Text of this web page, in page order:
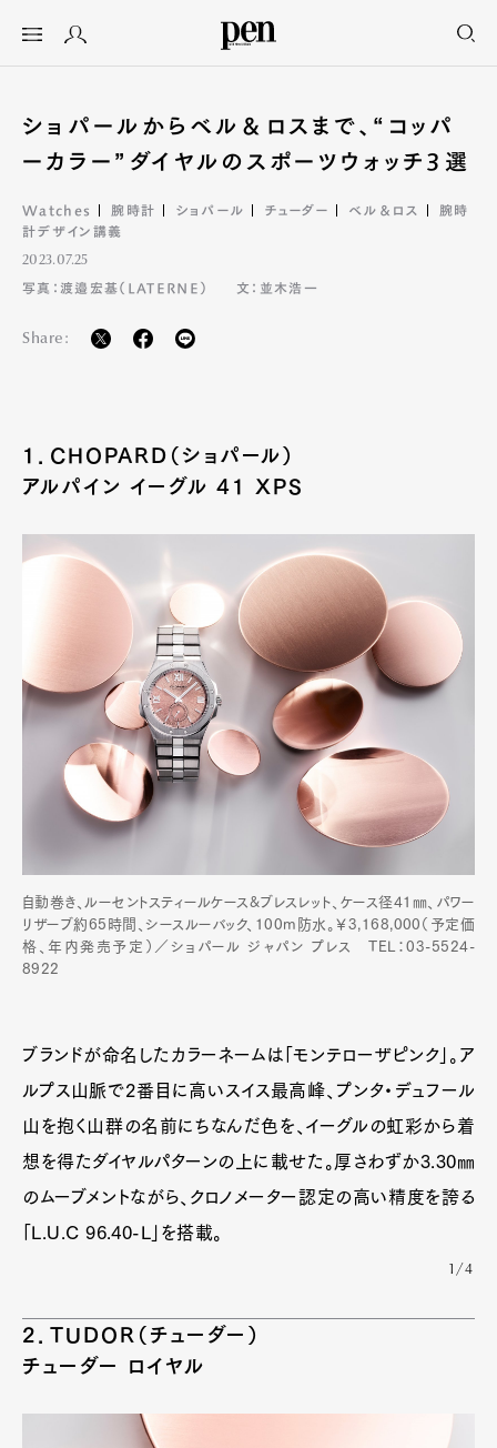
ショパールからベル＆ロスまで、“コッパ
ーカラー”ダイヤルのスポーツウォッチ3選
Watches 腕時計 ショパール チューダー ベル＆ロス
腕時
計デザイン講義
2023.07.25
写真：渡邉宏基（LATERNE）
文：並木浩一
Share:
1．CHOPARD（ショパール）
アルパイン イーグル 41 XPS
自動巻き、ルーセントスティールケース&ブレスレット、ケース径41㎜、パワー
リザーブ約65時間、シースルーバック、100m防水。￥3,168,000（予定価
格、年内発売予定）／ショパール ジャパン プレス TEL：03-5524-
8922
ブランドが命名したカラーネームは「モンテローザピンク」。ア
ルプス山脈で2番目に高いスイス最高峰、プンタ・デュフール
山を抱く山群の名前にちなんだ色を、イーグルの虹彩から着
想を得たダイヤルパターンの上に載せた。厚さわずか3.30㎜
のムーブメントながら、クロノメーター認定の高い精度を誇る
「L.U.C 96.40-L」を搭載。
1/4
2．TUDOR（チューダー）
チューダー ロイヤル